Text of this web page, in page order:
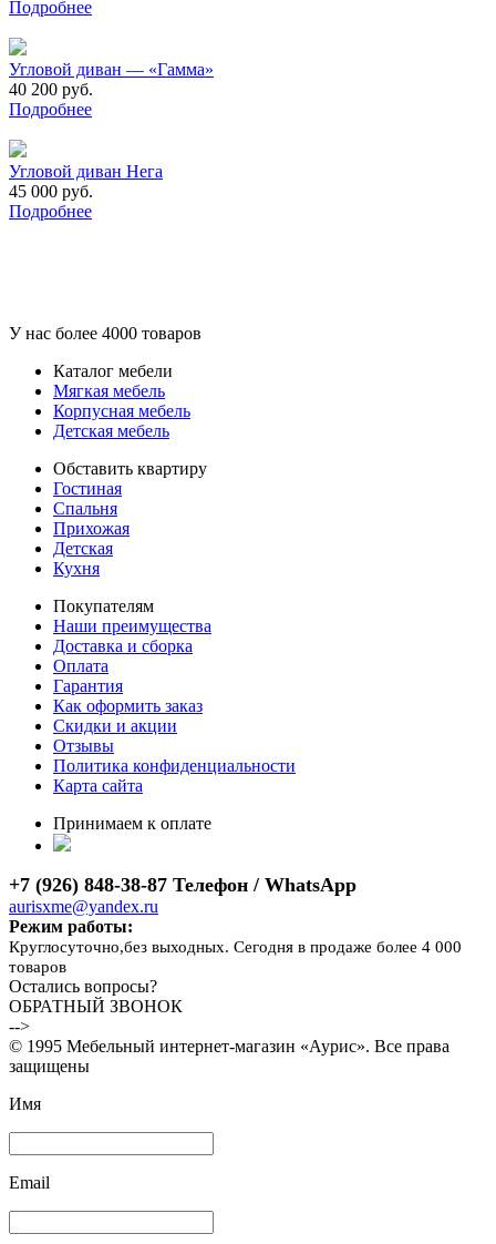
Подробнее
Угловой диван — «Гамма»
40 200 руб.
Подробнее
Угловой диван Нега
45 000 руб.
Подробнее
У нас более 4000 товаров
Каталог мебели
Мягкая мебель
Корпусная мебель
Детская мебель
Обставить квартиру
Гостиная
Спальня
Прихожая
Детская
Кухня
Покупателям
Наши преимущества
Доставка и сборка
Оплата
Гарантия
Как оформить заказ
Скидки и акции
Отзывы
Политика конфиденциальности
Карта сайта
Принимаем к оплате
+7 (926) 848-38-87 Телефон / WhatsApp
aurisxme@yandex.ru
Режим работы:
Круглосуточно,без выходных. Сегодня в продаже более 4 000
товаров
Остались вопросы?
ОБРАТНЫЙ ЗВОНОК
-->
© 1995 Мебельный интернет-магазин «Аурис». Все права
защищены
Имя
Email